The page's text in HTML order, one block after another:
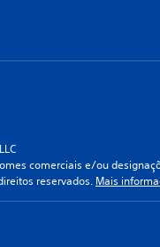
comerciais e/ou
reservados. Mais